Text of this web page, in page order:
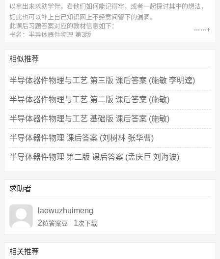
以拿出来求助学伴，看他们如何能记得牢，或者一起探讨其中的想法，
如此也可以补上自己知识网上不经意间留下的漏洞。
此课后习题答案对应的教材信息如下：
书名：半导体器件物理 第3版
出版社：西安交通大学出版社
相似推荐
半导体器件物理与工艺 第三版 课后答案 (施敏 李明逵)
半导体器件物理与工艺 第二版 课后答案 (施敏)
半导体器件物理与工艺 基础版 课后答案 (施敏)
半导体器件物理 课后答案 (刘树林 张华曹)
半导体器件物理 第二版 课后答案 (孟庆巨 刘海波)
求助者
laowuzhuimeng
2粒答案豆 1次下载
相关推荐